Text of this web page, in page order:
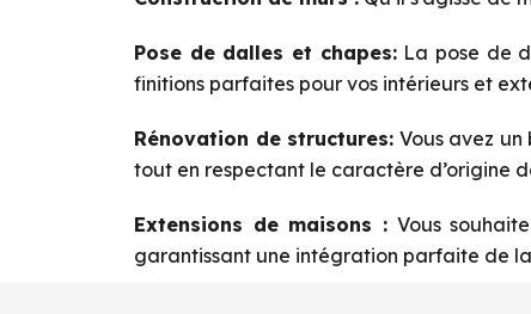
Pose de dalles et chapes:La pose de
finitions parfaites pour vos intérieurs et
Rénovation de structures: Vous avez
tout en respectant le caractère d’origine
Extensions de maisons : Vous
garantissant une intégration parfaite de